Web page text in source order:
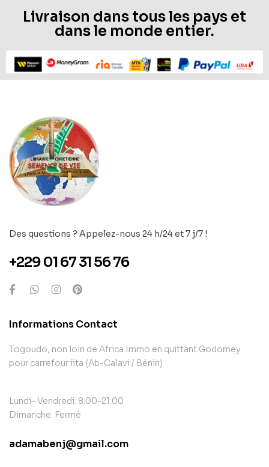
Livraison dans tous les pays et
dans le monde entier.
Des questions ? Appelez-nous 24 h/24 et 7 j/7 !
+229 01 67 31 56 76
Informations Contact
Togoudo, non loin de Africa Immo en quittant Godomey
pour carrefour iita (Ab-Calavi / Bénin)
Lundi– Vendredi: 8:00-21:00
Dimanche: Fermé
adamabenj@gmail.com